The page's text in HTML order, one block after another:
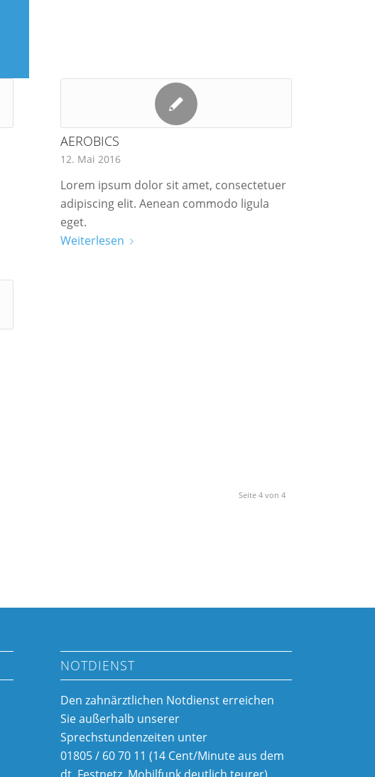
AEROBICS
12. Mai 2016
Lorem ipsum dolor sit amet, consectetuer
adipiscing elit. Aenean commodo ligula
eget.
Weiterlesen
Seite 4 von 4
NOTDIENST
Den zahnärztlichen Notdienst erreichen
Sie außerhalb unserer
Sprechstundenzeiten unter
01805 / 60 70 11 (14 Cent/Minute aus dem